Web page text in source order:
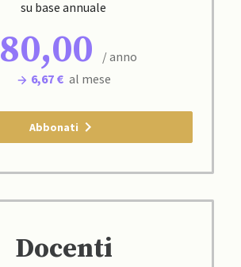
su base annuale
80,00
/ anno
6,67 € al mese
Abbonati
Docenti